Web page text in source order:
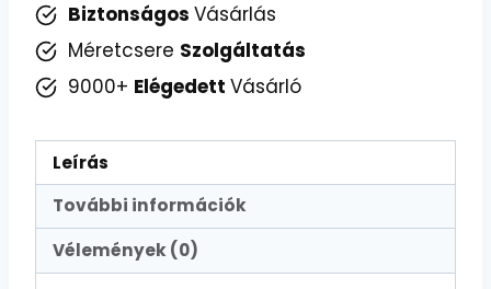
Biztonságos Vásárlás
Méretcsere Szolgáltatás
9000+ Elégedett Vásárló
Leírás
További információk
Vélemények (0)